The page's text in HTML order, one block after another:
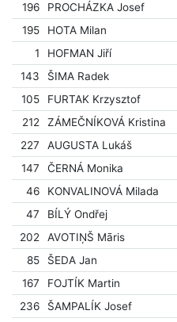
196
PROCHÁZKA Josef
195
HOTA Milan
1
HOFMAN Jiří
143
ŠIMA Radek
105
FURTAK Krzysztof
212
ZÁMEČNÍKOVÁ Kristina
227
AUGUSTA Lukáš
147
ČERNÁ Monika
46
KONVALINOVÁ Milada
47
BÍLÝ Ondřej
202
AVOTIŅŠ Māris
85
ŠEDA Jan
167
FOJTÍK Martin
236
ŠAMPALÍK Josef